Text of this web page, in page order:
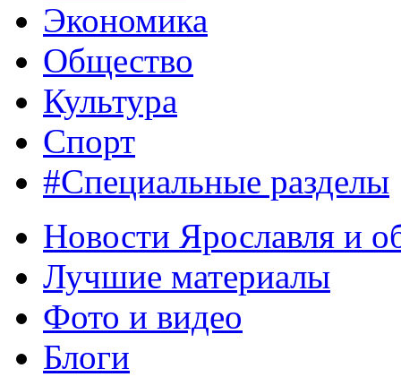
Экономика
Общество
Культура
Спорт
#Специальные разделы
Новости Ярославля и
Лучшие материалы
Фото и видео
Блоги